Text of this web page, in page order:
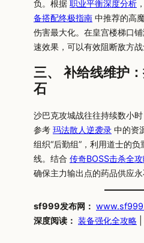
负。根据 职业平衡深度分析
备搭配终极指南 中推荐的高
伤害最大化。在皇宫楼梯口
速效果，可以有效阻断敌方战
三、 补给线维护
石
沙巴克攻城战往往持续数小时
参考 玛法散人逆袭录 中的资
组织“后勤组”，利用道士的
线。结合 传奇BOSS击杀全
确保主力输出点的药品供应永
sf999发布网：
深度阅读： 装备强化全攻略